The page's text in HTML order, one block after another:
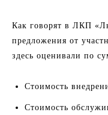
Как говорят в ЛКП
предложения от
здесь оценивали по
Стоимость
Стоимость